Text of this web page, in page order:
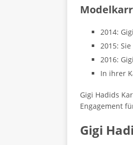
2014:
2015:
2016:
In ihrer
Gigi Hadids
Engagement
Gigi